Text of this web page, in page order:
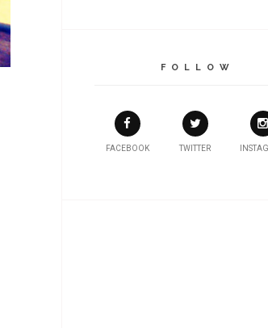
F O L L O W
FACEBOOK TWITTER